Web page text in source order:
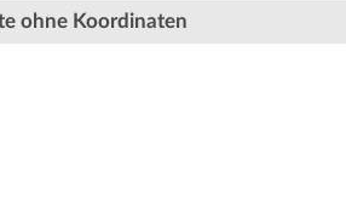
ohne Koordinaten